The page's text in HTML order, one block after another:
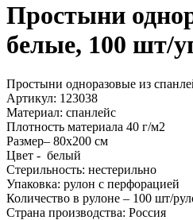
Простыни
белые, 100 шт/
Простыни одноразовые из
Артикул: 123038
Материал: спанлейс
Плотность материала 40 г/м2
Размер– 80х200 см
Цвет - белый
Стерильность: нестерильно
Упаковка: рулон с перфорацией
Количество в рулоне – 100 шт/
Страна производства: Россия